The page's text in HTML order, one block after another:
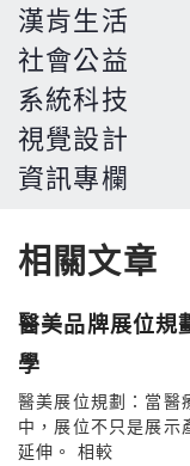
漢肯生活
社會公益
系統科技
視覺設計
資訊專欄
相關文章
醫美品牌展位規
學
醫美展位規劃：當醫
中，展位不只是展示
延伸。 相較